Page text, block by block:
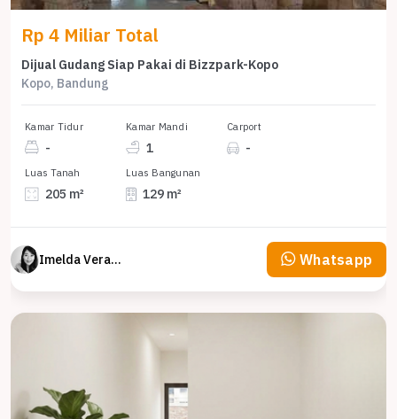
Rp 4 Miliar Total
Dijual Gudang Siap Pakai di Bizzpark-Kopo
Kopo, Bandung
Kamar Tidur
-
Kamar Mandi
1
Carport
-
Luas Tanah
205 m²
Luas Bangunan
129 m²
Imelda Veranika Whatsapp